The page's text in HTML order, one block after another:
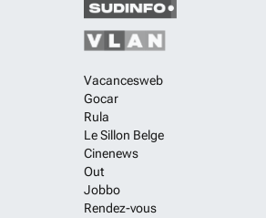
Vacancesweb
Gocar
Rula
Le Sillon Belge
Cinenews
Out
Jobbo
Rendez-vous